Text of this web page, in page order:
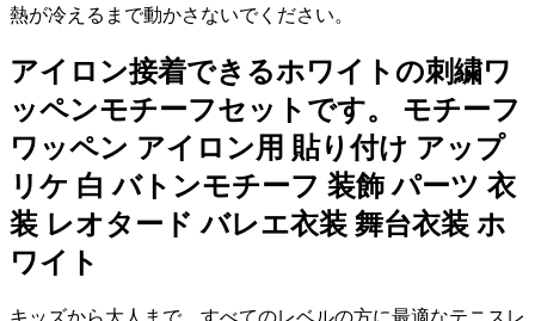
熱が冷えるまで動かさないでください。
アイロン接着できるホワイトの刺繍ワ
ッペンモチーフセットです。 モチーフ
ワッペン アイロン用 貼り付け アップ
リケ 白 バトンモチーフ 装飾 パーツ 衣
装 レオタード バレエ衣装 舞台衣装 ホ
ワイト
キッズから大人まで、すべてのレベルの方に最適なテニスレ